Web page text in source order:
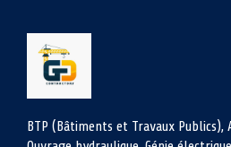
BTP (Bâtiments et Travaux Publics),